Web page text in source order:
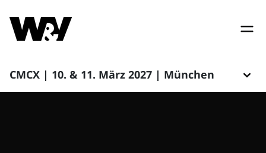
CMCX | 10. & 11. März 2027 | München